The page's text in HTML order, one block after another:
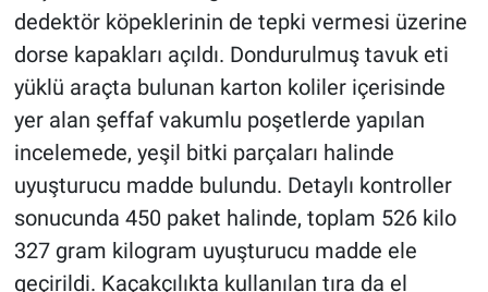
dedektör köpeklerinin de tepki vermesi üzerine
dorse kapakları açıldı. Dondurulmuş tavuk eti
yüklü araçta bulunan karton koliler içerisinde
yer alan şeffaf vakumlu poşetlerde yapılan
incelemede, yeşil bitki parçaları halinde
uyuşturucu madde bulundu. Detaylı kontroller
sonucunda 450 paket halinde, toplam 526 kilo
327 gram kilogram uyuşturucu madde ele
geçirildi. Kaçakçılıkta kullanılan tıra da el